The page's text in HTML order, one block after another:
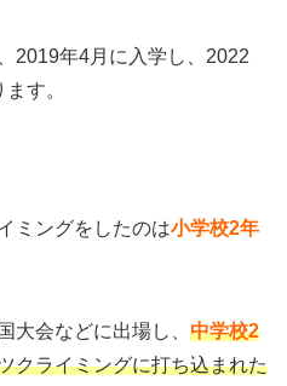
2019年4月に入学し、2022
す。
ミングをしたのは小学校2年
大会などに出場し、 中学校2
クライミングに打ち込まれた